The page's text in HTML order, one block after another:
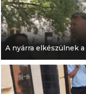
A nyárra elkészülnek